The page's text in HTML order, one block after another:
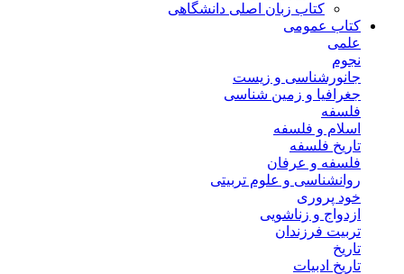
کتاب زبان اصلی دانشگاهی
کتاب عمومی
علمی
نجوم
جانورشناسی و زیست
جغرافیا و زمین شناسی
فلسفه
اسلام و فلسفه
تاریخ فلسفه
فلسفه و عرفان
روانشناسی و علوم تربیتی
خود پروری
ازدواج و زناشویی
تربیت فرزندان
تاریخ
تاریخ ادبیات